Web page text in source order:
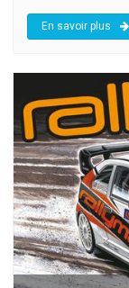
En savoir plus